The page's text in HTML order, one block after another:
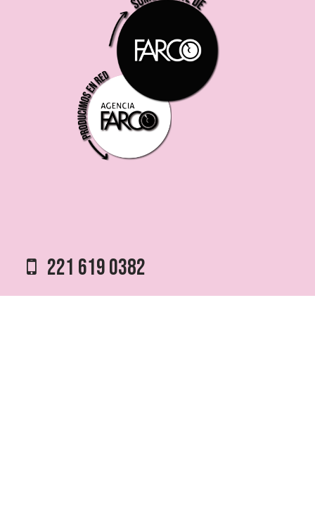
221 619 0382